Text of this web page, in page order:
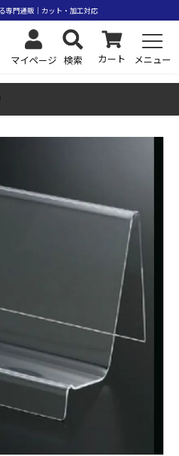
マイページ 検索 カート メニュー